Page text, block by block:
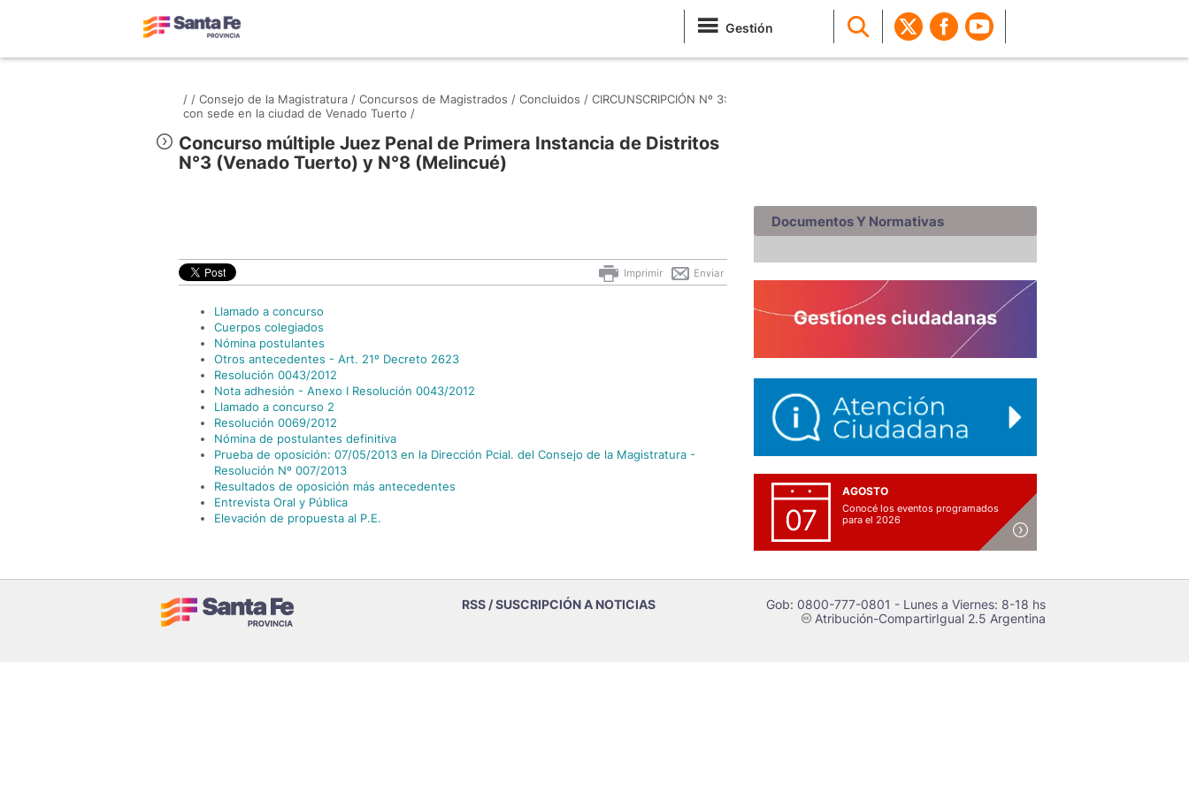
Gestión
/ / Consejo de la Magistratura / Concursos de Magistrados / Concluidos / CIRCUNSCRIPCIÓN Nº 3:
con sede en la ciudad de Venado Tuerto /
Concurso múltiple Juez Penal de Primera Instancia de Distritos
N°3 (Venado Tuerto) y N°8 (Melincué)
Enviar
Imprimir
Llamado a concurso
Cuerpos colegiados
Nómina postulantes
Otros antecedentes - Art. 21º Decreto 2623
Resolución 0043/2012
Nota adhesión - Anexo I Resolución 0043/2012
Llamado a concurso 2
Resolución 0069/2012
Nómina de postulantes definitiva
Prueba de oposición: 07/05/2013 en la Dirección Pcial. del Consejo de la Magistratura -
Resolución Nº 007/2013
Resultados de oposición más antecedentes
Entrevista Oral y Pública
Elevación de propuesta al P.E.
Documentos Y Normativas
07
AGOSTO
Conocé los eventos programados
para el 2026
RSS / SUSCRIPCIÓN A NOTICIAS Gob: 0800-777-0801 - Lunes a Viernes: 8-18 hs
cAtribución-CompartirIgual 2.5 Argentina